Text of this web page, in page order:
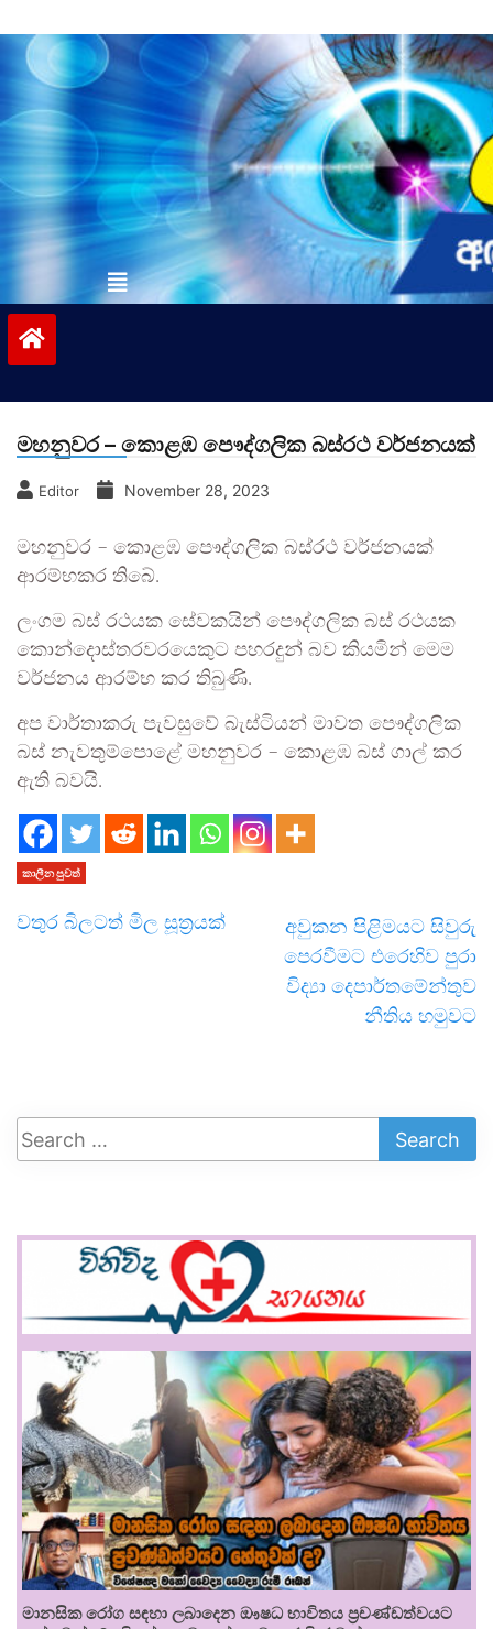
to
contentvinivida.lk
මහනුවර – කොළඹ පෞද්ගලික බස්රථ වර්ජනයක්
Editor November 28, 2023
මහනුවර – කොළඹ පෞද්ගලික බස්රථ වර්ජනයක්
ආරම්භකර තිබේ.
ලංගම බස් රථයක සේවකයින් පෞද්ගලික බස් රථයක
කොන්දොස්තරවරයෙකුට පහරදුන් බව කියමින් මෙම
වර්ජනය ආරම්භ කර තිබුණි.
අප වාර්තාකරු පැවසුවේ බැස්ටියන් මාවත පෞද්ගලික
බස් නැවතුම්පොළේ මහනුවර – කොළඹ බස් ගාල් කර
ඇති බවයි.
කාලීන පුවත්
වතුර බිලටත් මිල සූත්‍රයක්
අවුකන පිළිමයට සිවුරු
පෙරවීමට එරෙහිව පුරා
විද්‍යා දෙපාර්තමේන්තුව
නීතිය හමුවට
මානසික රෝග සඳහා ලබාදෙන ඖෂධ භාවිතය ප්‍රචණ්ඩත්වයට